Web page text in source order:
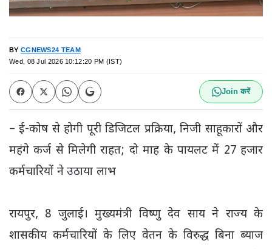
BY CGNEWS24 TEAM
Wed, 08 Jul 2026 10:12:20 PM (IST)
Join करें
– ई-कोष से होगी पूरी डिजिटल प्रक्रिया, निजी साहूकारों और
महंगे कर्ज से मिलेगी राहत; दो माह के पायलट में 27 हजार
कर्मचारियों ने उठाया लाभ
रायपुर, 8 जुलाई। मुख्यमंत्री विष्णु देव साय ने राज्य के
शासकीय कर्मचारियों के लिए वेतन के विरुद्ध बिना ब्याज